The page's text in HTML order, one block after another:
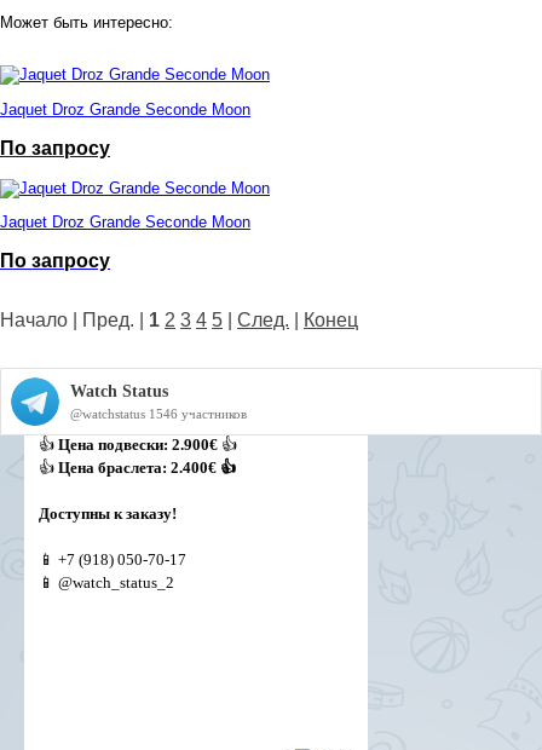
Может быть интересно:
Jaquet Droz Grande Seconde Moon
По запросу
Jaquet Droz Grande Seconde Moon
По запросу
Начало | Пред. | 1 2 3 4 5 След. Конец